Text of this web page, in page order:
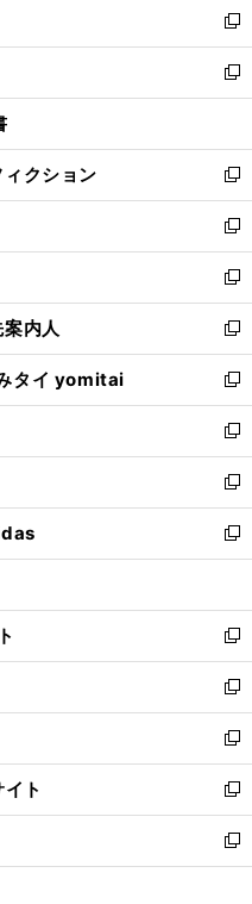
で
開
く
ド
ウ
で
開
ィ
ン
ド
ウ
開
く
い
ウ
ィ
ン
ウ
で
開
く
新
し
い
ウ
ン
ド
ウ
で
開
く
新
し
ウ
ィ
ン
ド
ウ
で
開
く
クション
新
し
い
ウ
ィ
ン
ド
ウ
で
開
く
新
し
い
ウ
ィ
ン
ド
ウ
で
開
く
新
し
い
ウ
ィ
ン
ド
ウ
で
開
く
内人
新
し
い
ウ
ィ
ン
ド
ウ
で
開
タイ yomitai
新
し
い
ウ
ィ
ン
ド
ウ
開
く
新
し
い
ウ
ィ
ン
ウ
で
開
く
新
し
い
ウ
ン
ド
ウ
で
開
く
新
し
ウ
ィ
ン
ド
ウ
で
開
く
新
し
い
ウ
ィ
ン
ド
ウ
で
開
新
し
い
ウ
ィ
ン
ド
ウ
新
し
い
ウ
ィ
ン
ト
新
し
い
ウ
新
し